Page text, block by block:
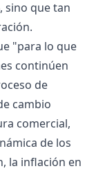
sino que tan
"para lo que
continúen
de
cambio
comercial,
de los
la inflación en